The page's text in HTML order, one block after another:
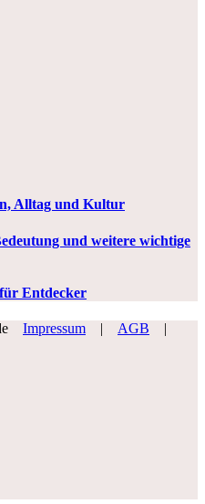
Alltag und Kultur
und weitere wichtige
Entdecker
Impressum | AGB
|